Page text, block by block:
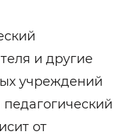
и другие
учреждений
педагогический
от